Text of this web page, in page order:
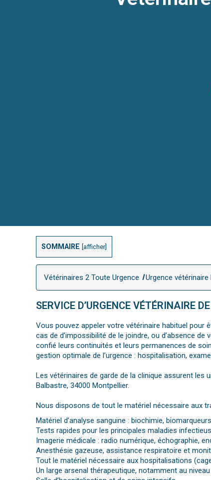
SOMMAIRE afficher
Vétérinaires 2 Toute Urgence Urgence
SERVICE D’URGENCE VÉTÉRINAIRE
Vous pouvez appeler votre vétérinaire habituel pour
cas de d’impossibilité de le joindre, ou d’absence
confié leurs continuités et leurs permanences de
gestion optimale de l’urgence : hospitalisation,
Les vétérinaires de garde de la clinique assurent les
Balbastre, 34000 Montpellier.
Nous disposons de tout le matériel nécessaire aux
Matériel d’analyse sanguine : biochimie,
Tests rapides pour les principales maladies
Imagerie médicale : radio numérique, échographie,
Anesthésie gazeuse, assistance respiratoire et
Tout le matériel nécessaire aux hospitalisations
Un large arsenal thérapeutique, notamment au